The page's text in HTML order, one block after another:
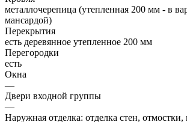
металлочерепица (утепленная 200 мм - в
мансардой)
Перекрытия
есть деревянное утепленное 200 мм
Перегородки
есть
Окна
—
Двери входной группы
—
Наружная отделка: отделка стен, отмостки,